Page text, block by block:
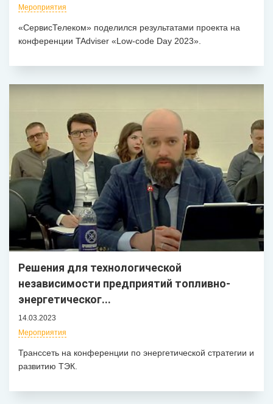
Мероприятия
«СервисТелеком» поделился результатами проекта на
конференции TAdviser «Low-code Day 2023».
Решения для технологической
независимости предприятий топливно-
энергетическог...
14.03.2023
Мероприятия
Транссеть на конференции по энергетической стратегии и
развитию ТЭК.